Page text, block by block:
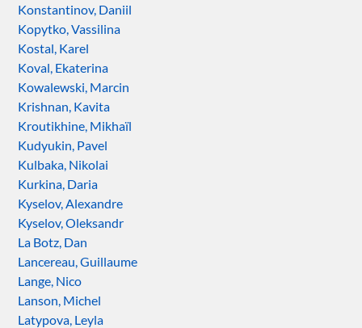
Konstantinov, Daniil
Kopytko, Vassilina
Kostal, Karel
Koval, Ekaterina
Kowalewski, Marcin
Krishnan, Kavita
Kroutikhine, Mikhaïl
Kudyukin, Pavel
Kulbaka, Nikolai
Kurkina, Daria
Kyselov, Alexandre
Kyselov, Oleksandr
La Botz, Dan
Lancereau, Guillaume
Lange, Nico
Lanson, Michel
Latypova, Leyla